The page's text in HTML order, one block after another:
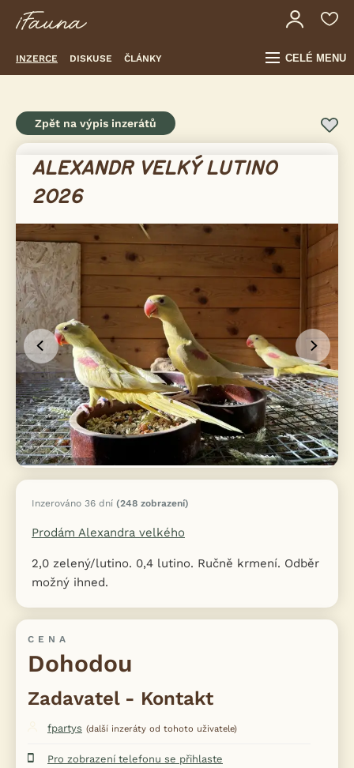
INZERCE DISKUSE ČLÁNKY CELÉ MENU
Zpět na výpis inzerátů
Inzerováno 36 dní (248 zobrazení)
Prodám Alexandra velkého
2,0 zelený/lutino. 0,4 lutino. Ručně krmení. Odběr
možný ihned.
CENA
Dohodou
Zadavatel - Kontakt
fpartys (další inzeráty od tohoto uživatele)
Pro zobrazení telefonu se přihlaste
ALEXANDR VELKÝ LUTINO
2026